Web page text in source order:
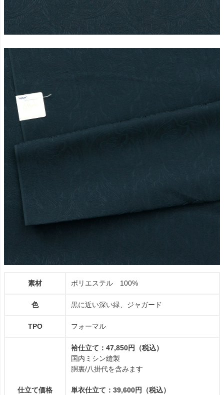
素材 ポリエステル 100%
色 黒に近い深い緑、ジャガード
TPO フォーマル
仕立て価格
袷仕立て：47,850円（税込）
国内ミシン縫製
胴裏/八掛代を含みます
単衣仕立て：39,600円（税込）